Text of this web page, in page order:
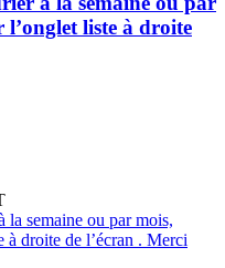
liste à droite